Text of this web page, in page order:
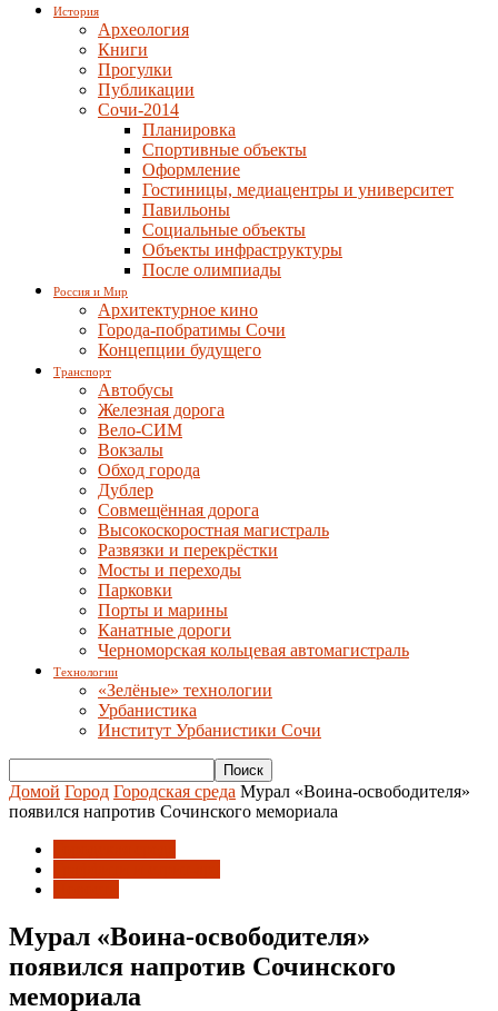
История
Археология
Книги
Прогулки
Публикации
Сочи-2014
Планировка
Спортивные объекты
Оформление
Гостиницы, медиацентры и университет
Павильоны
Социальные объекты
Объекты инфраструктуры
После олимпиады
Россия и Мир
Архитектурное кино
Города-побратимы Сочи
Концепции будущего
Транспорт
Автобусы
Железная дорога
Вело-СИМ
Вокзалы
Обход города
Дублер
Совмещённая дорога
Высокоскоростная магистраль
Развязки и перекрёстки
Мосты и переходы
Парковки
Порты и марины
Канатные дороги
Черноморская кольцевая автомагистраль
Технологии
«Зелёные» технологии
Урбанистика
Институт Урбанистики Сочи
Домой Город Городская среда Мурал «Воина-освободителя»
появился напротив Сочинского мемориала
Мурал «Воина-освободителя»
появился напротив Сочинского
мемориала